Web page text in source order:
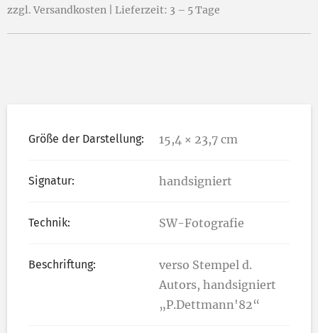
zzgl. Versandkosten | Lieferzeit: 3 – 5 Tage
Größe der Darstellung: 15,4 × 23,7 cm
Signatur: handsigniert
Technik: SW-Fotografie
Beschriftung:
verso Stempel d.
Autors, handsigniert
„P.Dettmann'82“